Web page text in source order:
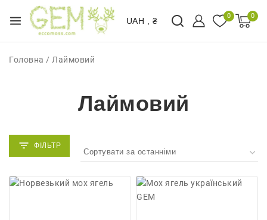
UAH , ₴
0 0
Головна / Лаймовий
Лаймовий